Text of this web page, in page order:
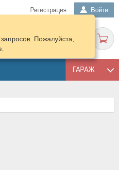
Регистрация Войти
ГАРАЖ
Пожалуйста,